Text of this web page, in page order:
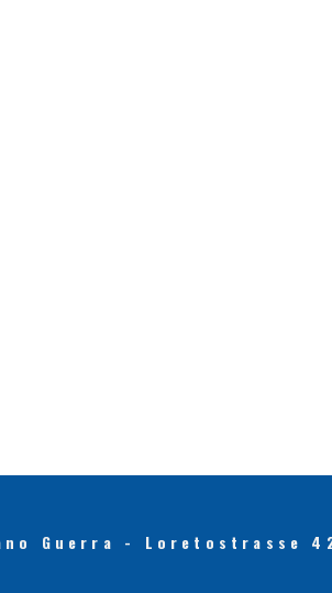
Guerra - Loretostrasse